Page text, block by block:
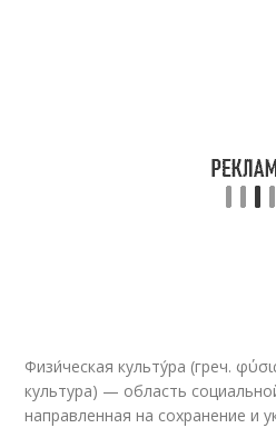
Физи́ческая культу́ра (греч.
культура) — область
направленная на сохранение и